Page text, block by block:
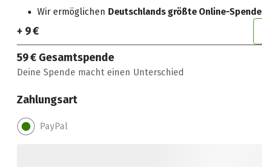
Wir ermöglichen Deutschlands größte Online-
+ 9 €
59 € Gesamtspende
Deine Spende macht einen Unterschied
Zahlungsart
PayPal